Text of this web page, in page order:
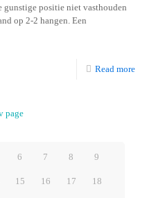
gunstige positie niet vasthouden
op 2-2 hangen. Een
Read more
page
6 7 8 9
15 16 17 18